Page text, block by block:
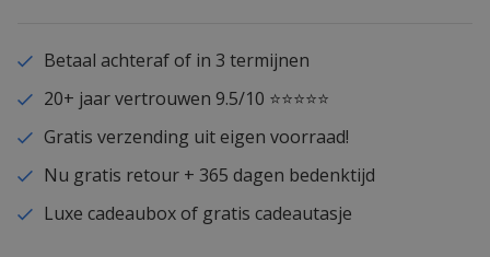
Betaal achteraf of in 3 termijnen
20+ jaar vertrouwen 9.5/10 ⭐⭐⭐⭐⭐
Gratis verzending uit eigen voorraad!
Nu gratis retour + 365 dagen bedenktijd
Luxe cadeaubox of gratis cadeautasje